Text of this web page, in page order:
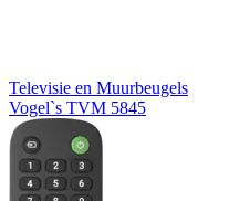
Televisie en Muurbeugels
Vogel`s TVM 5845